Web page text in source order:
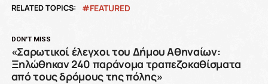
RELATED TOPICS: FEATURED
DON'T MISS
«Σαρωτικοί έλεγχοι του Δήμου Αθηναίων:
Ξηλώθηκαν 240 παράνομα τραπεζοκαθίσματα
από τους δρόμους της πόλης»